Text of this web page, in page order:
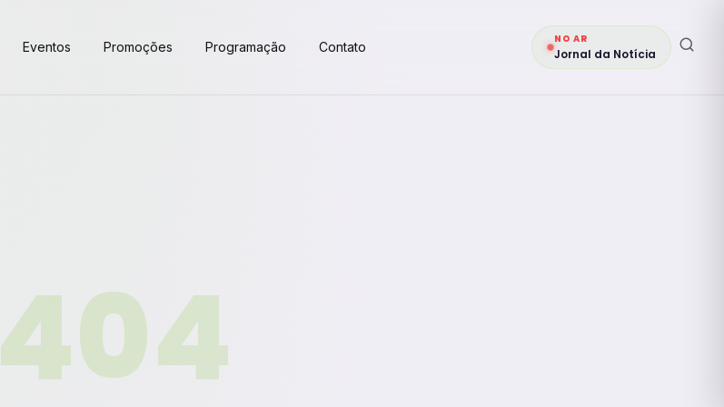
Eventos Promoções Programação Contato
NO AR
Jornal da Notícia
404